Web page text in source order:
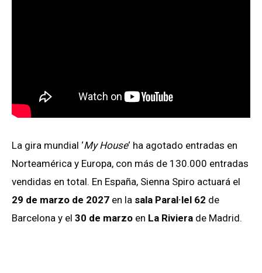
La gira mundial ‘My House‘ ha agotado entradas en
Norteamérica y Europa, con más de 130.000 entradas
vendidas en total. En España, Sienna Spiro actuará el
29 de marzo de 2027 en la sala Paral·lel 62 de
Barcelona y el 30 de marzo en La Riviera de Madrid.